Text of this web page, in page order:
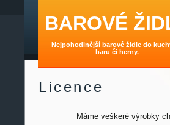
BAROVÉ
Nejpohodlnější barové židle do
baru či herny.
Licence
Máme veškeré výrobky